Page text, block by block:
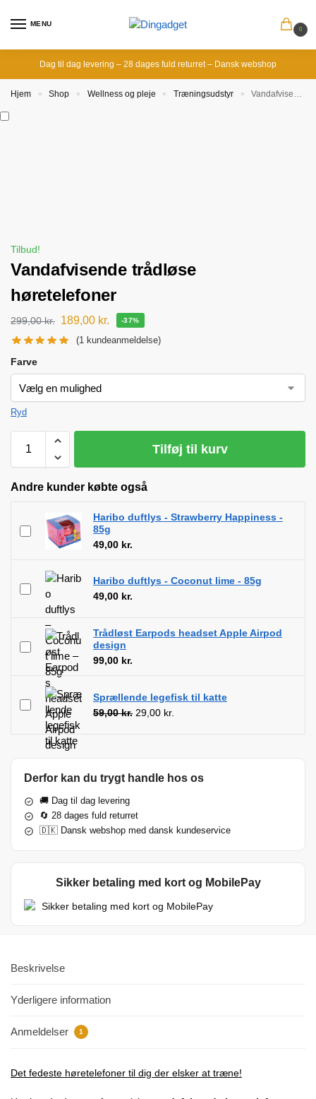
MENU
0
Dag til dag levering – 28 dages fuld returret – Dansk webshop
Hjem » Shop » Wellness og pleje » Træningsudstyr » Vandafvisende trådløse høretelefoner
Tilbud!
Vandafvisende trådløse
høretelefoner
299,00kr. 189,00 kr. -37%
(1 kundeanmeldelse)
Farve
Ryd
Tilføj til kurv
Andre kunder købte også
Haribo duftlys - Strawberry Happiness -
85g
49,00 kr.
Haribo duftlys - Coconut lime - 85g
49,00 kr.
Trådløst Earpods headset Apple Airpod
design
99,00 kr.
Sprællende legefisk til katte
59,00kr. 29,00 kr.
Derfor kan du trygt handle hos os
🚚 Dag til dag levering
🔄 28 dages fuld returret
🇩🇰 Dansk webshop med dansk kundeservice
Sikker betaling med kort og MobilePay
Beskrivelse
Yderligere information
Anmeldelser 1
Det fedeste høretelefoner til dig der elsker at træne!